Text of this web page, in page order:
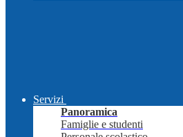
Servizi
Panoramica
Famiglie e studenti